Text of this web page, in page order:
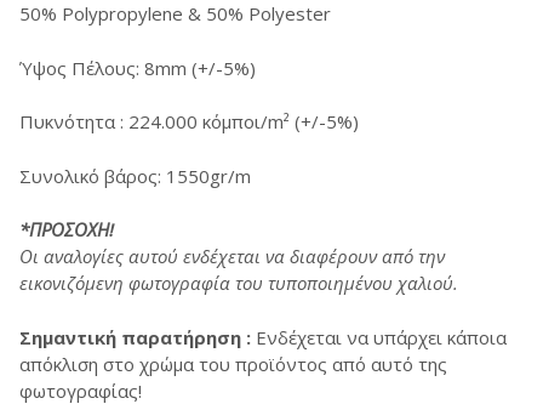
50% Polypropylene & 50% Polyester
Ύψος Πέλους: 8mm (+/-5%)
Πυκνότητα : 224.000 κόμποι/m² (+/-5%)
Συνολικό βάρος: 1550gr/m
*ΠΡΟΣΟΧΗ!
Οι αναλογίες αυτού ενδέχεται να διαφέρουν από την
εικονιζόμενη φωτογραφία του τυποποιημένου χαλιού.
Σημαντική παρατήρηση : Ενδέχεται να υπάρχει κάποια
απόκλιση στο χρώμα του προϊόντος από αυτό της
φωτογραφίας!